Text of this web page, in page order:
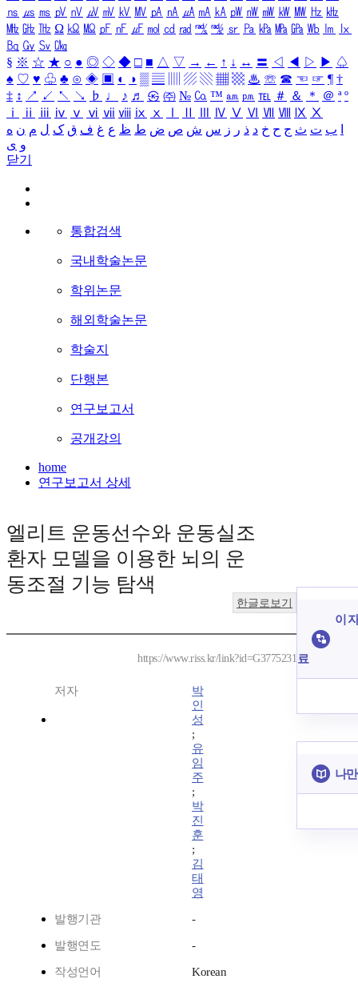
㎱ ㎲ ㎳ ㎴ ㎵ ㎶ ㎷ ㎸ ㎹ ㎀ ㎁ ㎂ ㎃ ㎄ ㎺ ㎻ ㎽ ㎾ ㎿ ㎐ ㎑
㎒ ㎓ ㎔ Ω ㏀ ㏁ ㎊ ㎋ ㎌ ㏖ ㏅ ㎭ ㎮ ㎯ ㏛ ㎩ ㎪ ㎫ ㎬ ㏝ ㏐
㏓
㏃ ㏉ ㏜ ㏆
§ ※ ☆ ★ ○ ● ◎ ◇ ◆ □ ■ △ ▽ → ← ↑ ↓ ↔ 〓 ◁ ◀ ▷ ▶ ♤
♠ ♡ ♥ ♧ ♣ ⊙ ◈ ▣ ◐ ◑ ▒ ▤ ▨ ▧ ▦ ▩ ♨ ☏ ☎ ☜ ☞ ¶ †
‡ ↕ ↗ ↙ ↖ ↘ ♭ ♩ ♪ ♬ ㉿ ㈜ № ㏇ ™ ㏂ ㏘ ℡ ＃ ＆ ＊ ＠ ª º
ⅰ
ⅱ ⅲ ⅳ ⅴ ⅵ ⅶ ⅷ ⅸ ⅹ Ⅳ Ⅴ Ⅵ Ⅶ Ⅷ Ⅸ Ⅹ
ب ت ث ج ح خ د ذ ر ز س ش ص ض ط ظ ع غ ف ق ک ل م ن ه
و ی
닫기
통합검색
국내학술논문
학위논문
해외학술논문
학술지
단행본
연구보고서
공개강의
home
연구보고서 상세
엘리트 운동선수와 운동실조
환자 모델을 이용한 뇌의 운
동조절 기능 탐색
한글로보기
https://www.riss.kr/link?id=G3775231
저자
박
인
성
;
유
임
주
;
박
진
훈
;
김
태
영
발행기관 -
발행연도 -
작성언어 Korean
이
료
나